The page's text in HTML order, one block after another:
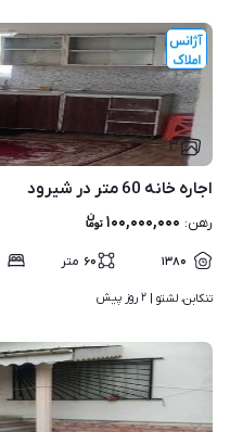
۳
اجاره خانه 60 متر در شیرود
رهن: ۱۰۰,۰۰۰,۰۰۰
۱۳۸۰ ۶۰ متر
تنکابن، لشتو | ۲ روز پیش